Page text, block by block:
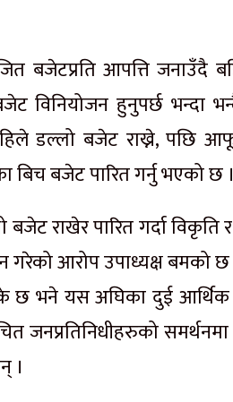
बजेटप्रति आपत्ति जनाउँदै
विनियोजन हुनुपर्छ भन्दा
डल्लो बजेट राख्ने,
बजेट पारित गर्नु भएको छ
राखेर पारित गर्दा विकृति
गरेको आरोप उपाध्यक्ष बमको छ
छ भने यस अघिका दुई आर्थिक
जनप्रतिनिधीहरुको
।